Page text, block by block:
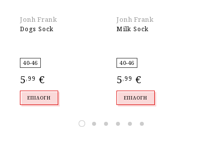
Jonh Frank
Dogs Sock
40-46
5,99 €
ΕΠΙΛΟΓΉ
Jonh Frank
Milk Sock
40-46
5,99 €
ΕΠΙΛΟΓΉ